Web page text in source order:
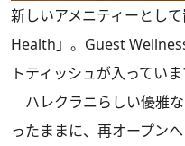
新しいアメニティーとし
Health」。Guest
トティッシュが入っていま
ハレクラニらしい優雅
ったままに、再オープン